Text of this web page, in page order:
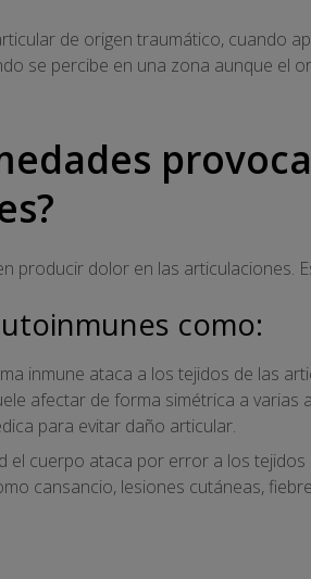
de origen traumático, cuando
se percibe en una zona aunque el
producir dolor en las articulaciones.
como:
inmune ataca a los tejidos de las
afectar de forma simétrica a
para evitar daño articular.
el cuerpo ataca por error a los
cansancio, lesiones cutáneas,